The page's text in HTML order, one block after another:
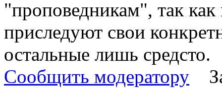
"проповедникам", так как
приследуют свои
остальные лишь средсто.
Сообщить модератору